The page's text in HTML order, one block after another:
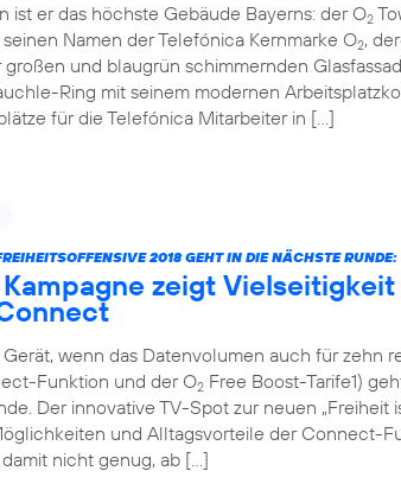
ist er das höchste Gebäude Bayerns: der O2
Namen der Telefónica Kernmarke O2,
und blaugrün schimmernden
Ring mit seinem modernen
für die Telefónica Mitarbeiter in […]
2018 GEHT IN DIE NÄCHSTE RUNDE:
Kampagne zeigt
wenn das Datenvolumen auch für zehn
Funktion und der O2 Free Boost-Tarife1)
Der innovative TV-Spot zur neuen „Freiheit
und Alltagsvorteile der Connect-
nicht genug, ab […]